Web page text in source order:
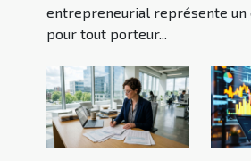
entrepreneurial représente un
pour tout porteur...